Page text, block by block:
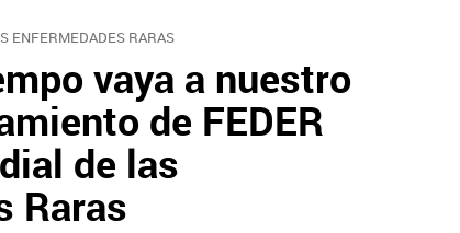
ENFERMEDADES RARAS
vaya a nuestro
de FEDER
de las
Raras